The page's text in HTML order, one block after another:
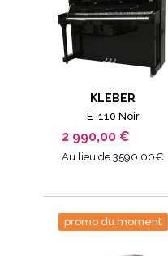
KLEBER
E-110 Noir
2 990,00 €
Au lieu de 3590.00€
promo du moment